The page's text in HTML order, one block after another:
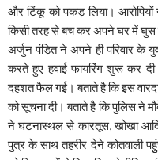
और टिंकू को पकड़ लिया।
किसी तरह से बच कर अपने घर में घुस
अर्जुन पंडित ने अपने ही परिवार के
करते हुए हवाई फायरिंग शुरू कर
दहशत फैल गई। बताते है कि इस
को सूचना दी। बताते है कि पुलिस ने
ने घटनास्थल से कारतूस, खोखा
पुत्र के साथ तहरीर देने कोतवाली